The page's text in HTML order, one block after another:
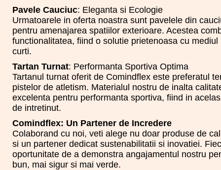
Pavele Cauciuc: Eleganta si Ecologie
Urmatoarele in oferta noastra sunt pavelele din
pentru amenajarea spatiilor exterioare. Acestea
functionalitatea, fiind o solutie prietenoasa cu
curti.
Tartan Turnat: Performanta Sportiva Optima
Tartanul turnat oferit de Comindflex este preferatul
pistelor de atletism. Materialul nostru de inalta
excelenta pentru performanta sportiva, fiind in
de intretinut.
Comindflex: Un Partener de Incredere
Colaborand cu noi, veti alege nu doar produse de
si un partener dedicat sustenabilitatii si inovatiei.
oportunitate de a demonstra angajamentul nostru
bun, mai sigur si mai verde.